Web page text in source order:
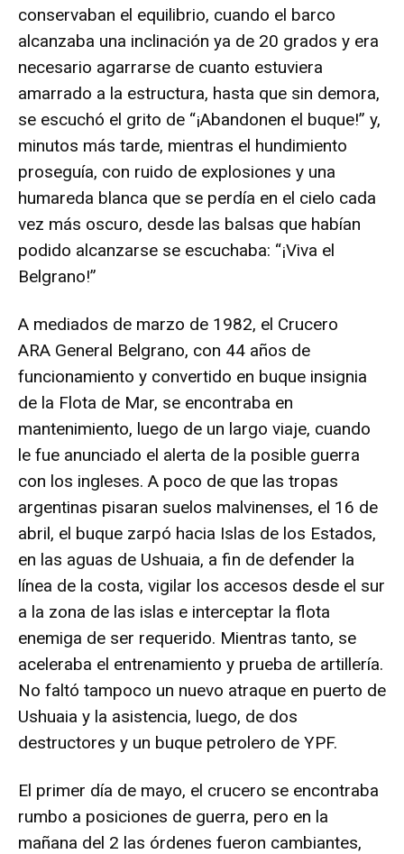
conservaban el equilibrio, cuando el barco
alcanzaba una inclinación ya de 20 grados y era
necesario agarrarse de cuanto estuviera
amarrado a la estructura, hasta que sin demora,
se escuchó el grito de “¡Abandonen el buque!” y,
minutos más tarde, mientras el hundimiento
proseguía, con ruido de explosiones y una
humareda blanca que se perdía en el cielo cada
vez más oscuro, desde las balsas que habían
podido alcanzarse se escuchaba: “¡Viva el
Belgrano!”
A mediados de marzo de 1982, el Crucero
ARA General Belgrano, con 44 años de
funcionamiento y convertido en buque insignia
de la Flota de Mar, se encontraba en
mantenimiento, luego de un largo viaje, cuando
le fue anunciado el alerta de la posible guerra
con los ingleses. A poco de que las tropas
argentinas pisaran suelos malvinenses, el 16 de
abril, el buque zarpó hacia Islas de los Estados,
en las aguas de Ushuaia, a fin de defender la
línea de la costa, vigilar los accesos desde el sur
a la zona de las islas e interceptar la flota
enemiga de ser requerido. Mientras tanto, se
aceleraba el entrenamiento y prueba de artillería.
No faltó tampoco un nuevo atraque en puerto de
Ushuaia y la asistencia, luego, de dos
destructores y un buque petrolero de YPF.
El primer día de mayo, el crucero se encontraba
rumbo a posiciones de guerra, pero en la
mañana del 2 las órdenes fueron cambiantes,